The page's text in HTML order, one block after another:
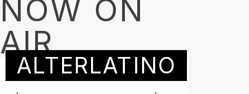
NOW ON
AIR
ALTERLATINO